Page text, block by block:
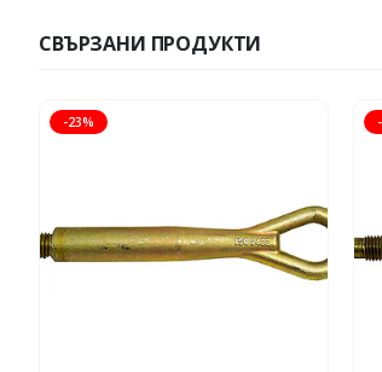
СВЪРЗАНИ ПРОДУКТИ
-23%